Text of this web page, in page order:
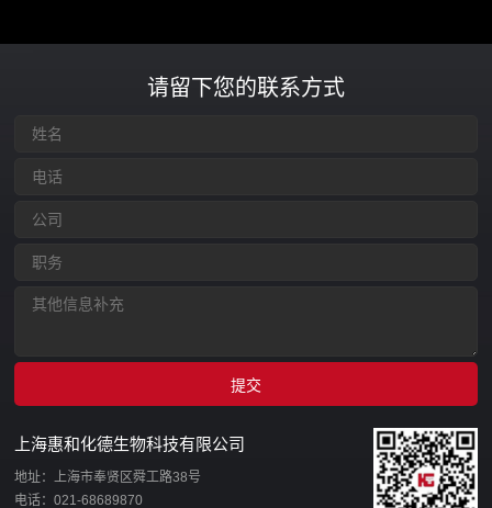
请留下您的联系方式
上海惠和化德生物科技有限公司
地址：上海市奉贤区舜工路38号
电话：021-68689870